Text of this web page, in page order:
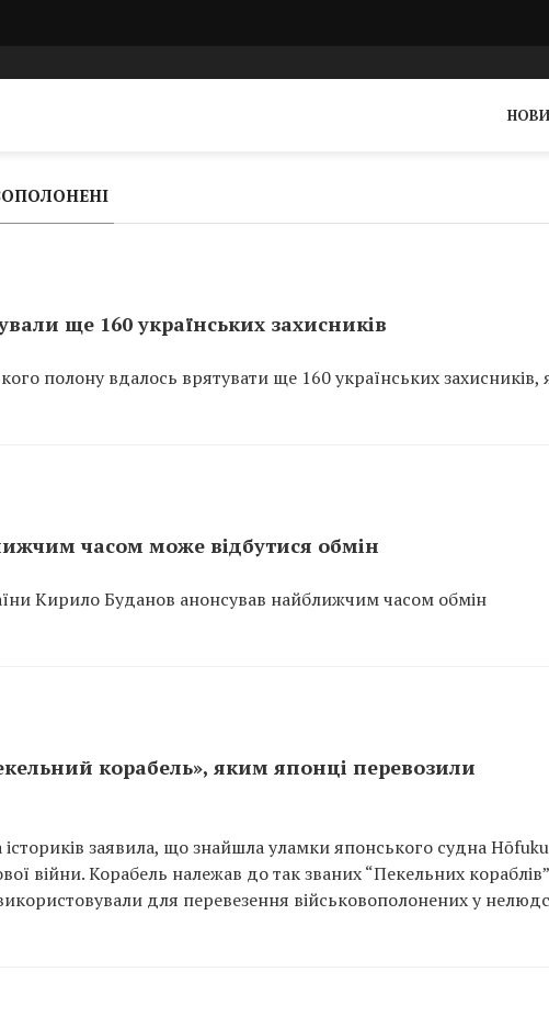
ще 160 українських захисників
полону вдалось врятувати ще 160 українських захисників,
часом може відбутися обмін
Кирило Буданов анонсував найближчим часом обмін
корабель», яким японці перевозили
заявила, що знайшла уламки японського судна
війни. Корабель належав до так званих “Пекельних
для перевезення військовополонених у